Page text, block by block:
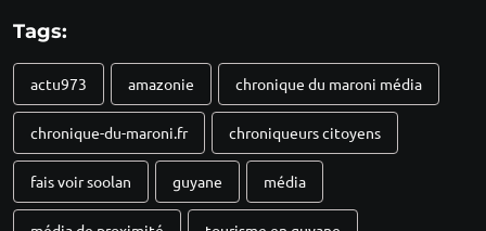
Tags:
actu973 amazonie chronique du maroni média
chronique-du-maroni.fr chroniqueurs citoyens
fais voir soolan guyane média